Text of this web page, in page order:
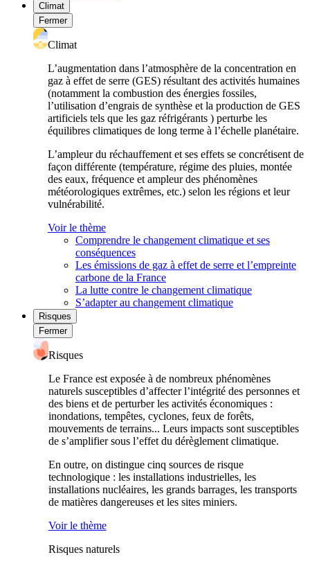
Climat
Fermer
Climat
L’augmentation dans l’atmosphère de la concentration en
gaz à effet de serre (GES) résultant des activités humaines
(notamment la combustion des énergies fossiles,
l’utilisation d’engrais de synthèse et la production de GES
artificiels tels que les gaz réfrigérants ) perturbe les
équilibres climatiques de long terme à l’échelle planétaire.
L’ampleur du réchauffement et ses effets se concrétisent de
façon différente (température, régime des pluies, montée
des eaux, fréquence et ampleur des phénomènes
météorologiques extrêmes, etc.) selon les régions et leur
vulnérabilité.
Voir le thème
Comprendre le changement climatique et ses
conséquences
Les émissions de gaz à effet de serre et l’empreinte
carbone de la France
La lutte contre le changement climatique
S’adapter au changement climatique
Risques
Fermer
Risques
Le France est exposée à de nombreux phénomènes
naturels susceptibles d’affecter l’intégrité des personnes et
des biens et de perturber les activités économiques :
inondations, tempêtes, cyclones, feux de forêts,
mouvements de terrains... Leurs impacts sont susceptibles
de s’amplifier sous l’effet du dérèglement climatique.
En outre, on distingue cinq sources de risque
technologique : les installations industrielles, les
installations nucléaires, les grands barrages, les transports
de matières dangereuses et les sites miniers.
Voir le thème
Risques naturels